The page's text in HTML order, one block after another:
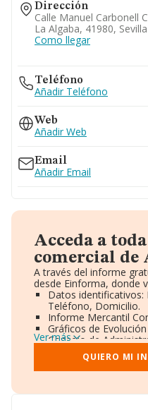
Dirección
Calle Manuel Carbonell
La Algaba, 41980, Sevilla
Como llegar
Teléfono
Añadir Teléfono
Web
Añadir Web
Email
Añadir Email
Acceda a
comercial de
A través del informe
desde Einforma, donde
Datos identificativos:
Teléfono, Domicilio.
Informe Mercantil
Gráficos de
Consejo de
Directivos y
Accionistas.
Participaciones y
Información oficial y
Ver más
QUIERO MI